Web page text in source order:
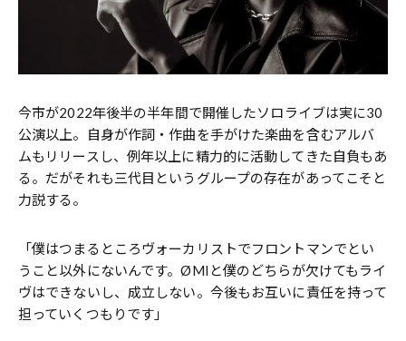
今市が2022年後半の半年間で開催したソロライブは実に30
公演以上。自身が作詞・作曲を手がけた楽曲を含むアルバ
ムもリリースし、例年以上に精力的に活動してきた自負もあ
る。だがそれも三代目というグループの存在があってこそと
力説する。
「僕はつまるところヴォーカリストでフロントマンでとい
うこと以外にないんです。ØMIと僕のどちらが欠けてもライ
ヴはできないし、成立しない。今後もお互いに責任を持って
担っていくつもりです」